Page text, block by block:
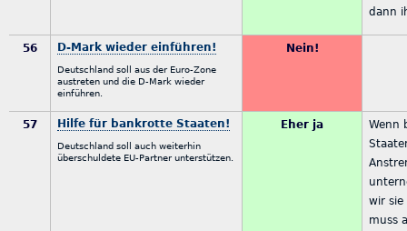
dann
56 D-Mark wieder einführen!
Deutschland soll aus der Euro-Zone
austreten und die D-Mark wieder
einführen.
Nein!
57 Hilfe für bankrotte Staaten!
Deutschland soll auch weiterhin
überschuldete EU-Partner unterstützen.
Eher ja
Wenn
wir sie
muss